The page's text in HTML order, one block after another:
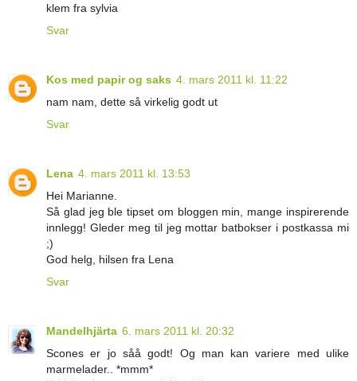
klem fra sylvia
Svar
Kos med papir og saks 4. mars 2011 kl. 11:22
nam nam, dette så virkelig godt ut
Svar
Lena 4. mars 2011 kl. 13:53
Hei Marianne.
Så glad jeg ble tipset om bloggen min, mange inspirerende
innlegg! Gleder meg til jeg mottar batbokser i postkassa mi
;)
God helg, hilsen fra Lena
Svar
Mandelhjärta 6. mars 2011 kl. 20:32
Scones er jo såå godt! Og man kan variere med ulike
marmelader.. *mmm*